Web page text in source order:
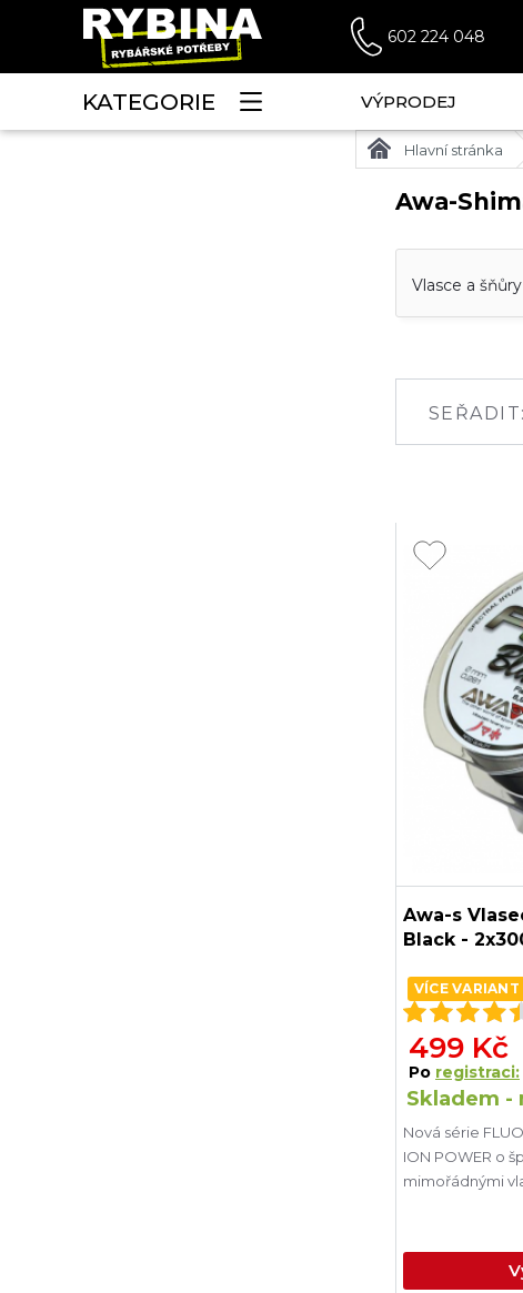
602 224 048
KATEGORIE VÝPRODEJ
Hlavní stránka
Awa-
Vlasce a šňůry
SEŘADIT:
Awa-s
Black -
VÍCE VARIANT
499 Kč
Po registraci:
Skladem -
Nová série
ION POWER o
mimořádnými